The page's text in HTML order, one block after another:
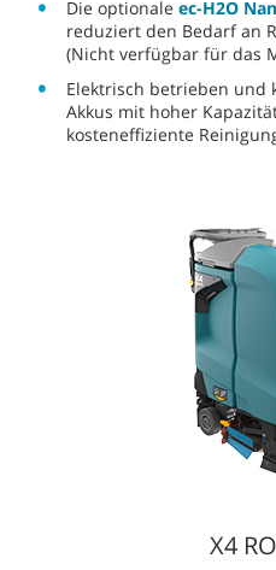
Die optionale ec-H2O
reduziert den Bedarf an
(Nicht verfügbar für das
Elektrisch betrieben und
Akkus mit hoher
kosteneffiziente
X4